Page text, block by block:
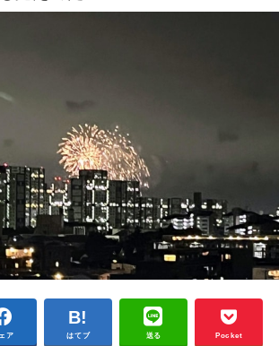
ア はてブ 送る Pocket